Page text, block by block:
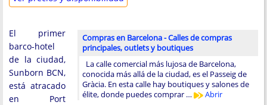
Compras en Barcelona - Calles de compras
principales, outlets y boutiques
La calle comercial más lujosa de Barcelona, ​​
conocida más allá de la ciudad, es el Passeig de
Gràcia. En esta calle hay boutiques y salones de
élite, donde puedes comprar …
Abrir
El primer
barco-hotel
de la ciudad,
Sunborn BCN,
está atracado
en Port